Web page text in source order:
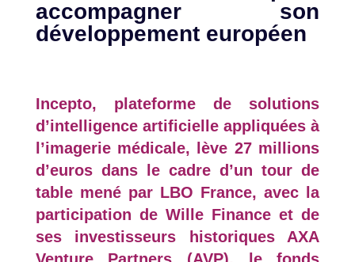
accompagner son
développement européen
Incepto, plateforme de solutions
d’intelligence artificielle appliquées à
l’imagerie médicale, lève 27 millions
d’euros dans le cadre d’un tour de
table mené par LBO France, avec la
participation de Wille Finance et de
ses investisseurs historiques AXA